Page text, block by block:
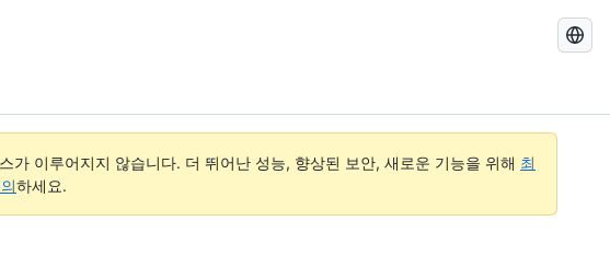
GitHub
색
가 이루어지지 않습니다. 더 뛰어난 성능, 향상된 보안, 새로운 기능을 위해 최
하세요.